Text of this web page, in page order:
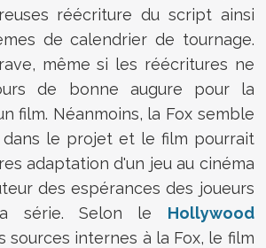
réécriture du script ainsi
de calendrier de tournage.
même si les réécritures ne
de bonne augure pour la
film. Néanmoins, la Fox semble
dans le projet et le film pourrait
adaptation d'un jeu au cinéma
des espérances des joueurs
série. Selon le Hollywood
sources internes à la Fox, le film